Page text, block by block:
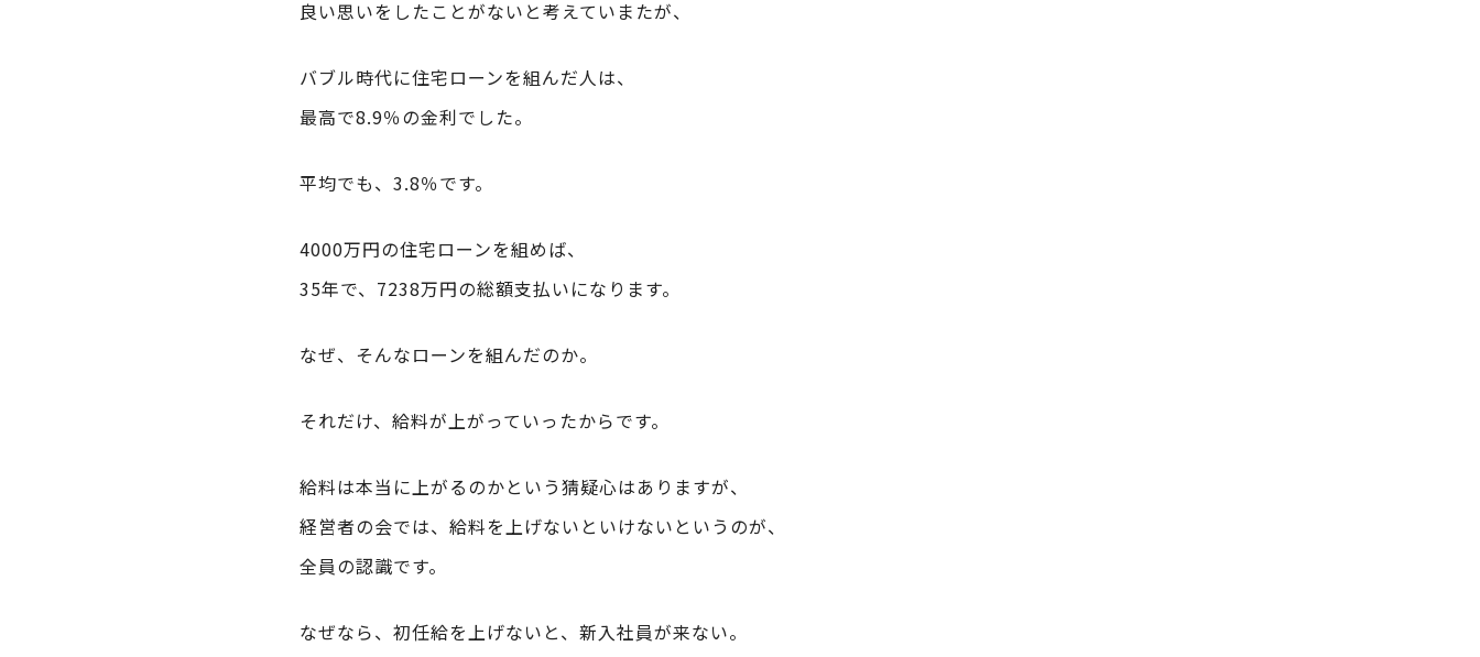
良い思いをしたことがないと考えていまたが、
バブル時代に住宅ローンを組んだ人は、
最高で8.9％の金利でした。
平均でも、3.8％です。
4000万円の住宅ローンを組めば、
35年で、7238万円の総額支払いになります。
なぜ、そんなローンを組んだのか。
それだけ、給料が上がっていったからです。
給料は本当に上がるのかという猜疑心はありますが、
経営者の会では、給料を上げないといけないというのが、
全員の認識です。
なぜなら、初任給を上げないと、新入社員が来ない。